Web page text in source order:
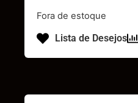
Fora de estoque
Lista de Desejos